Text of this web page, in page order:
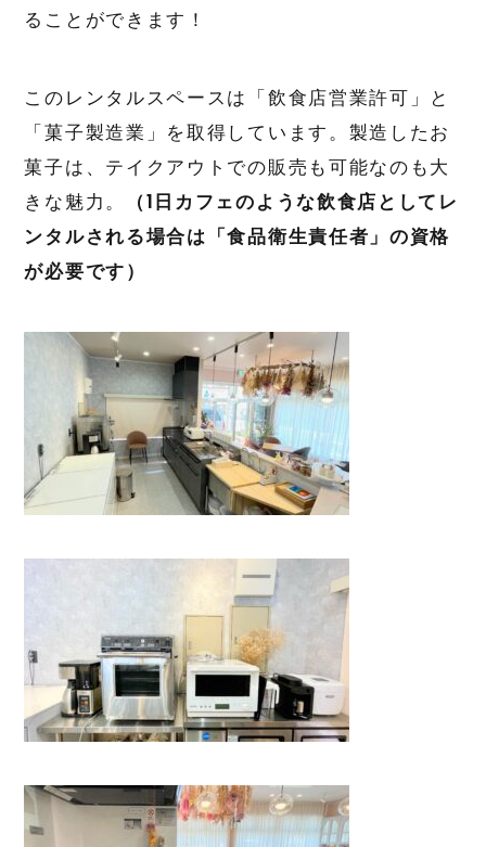
ることができます！
このレンタルスペースは「飲食店営業許可」と
「菓子製造業」を取得しています。製造したお
菓子は、テイクアウトでの販売も可能なのも大
きな魅力。
（1日カフェのような飲食店としてレ
ンタルされる場合は「食品衛生責任者」の資格
が必要です）